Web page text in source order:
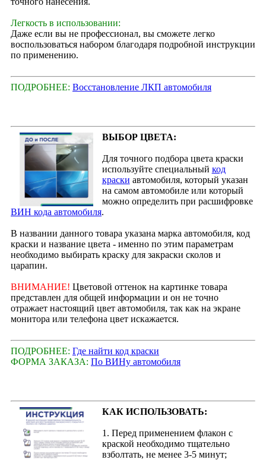
Легкость в использовании:
Даже если вы не профессионал, вы сможете легко
воспользоваться набором благодаря подробной инструкции
по применению.
ПОДРОБНЕЕ: Восстановление ЛКП автомобиля
ВЫБОР ЦВЕТА:
Для точного подбора цвета краски
используйте специальный код
краски автомобиля, который указан
на самом автомобиле или который
можно определить при расшифровке
ВИН кода автомобиля.
В названии данного товара указана марка автомобиля, код
краски и название цвета - именно по этим параметрам
необходимо выбирать краску для закраски сколов и
царапин.
ВНИМАНИЕ! Цветовой оттенок на картинке товара
представлен для общей информации и он не точно
отражает настоящий цвет автомобиля, так как на экране
монитора или телефона цвет искажается.
ПОДРОБНЕЕ: Где найти код краски
ФОРМА ЗАКАЗА: По ВИНу автомобиля
КАК ИСПОЛЬЗОВАТЬ:
1. Перед применением флакон с
краской необходимо тщательно
взболтать, не менее 3-5 минут;